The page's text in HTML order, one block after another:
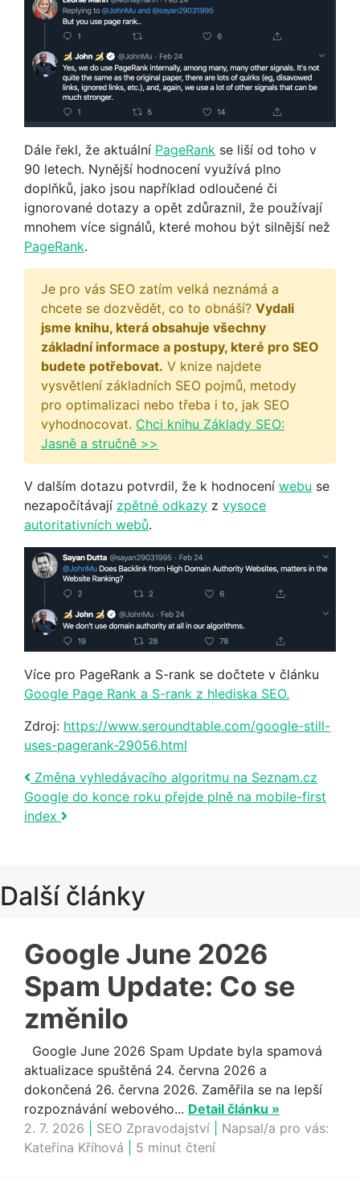
Dále řekl, že aktuální PageRank se liší od toho v
90 letech. Nynější hodnocení využívá plno
doplňků, jako jsou například odloučené či
ignorované dotazy a opět zdůraznil, že používají
mnohem více signálů, které mohou být silnější než
PageRank.
Je pro vás SEO zatím velká neznámá a
chcete se dozvědět, co to obnáší? Vydali
jsme knihu, která obsahuje všechny
základní informace a postupy, které pro SEO
budete potřebovat. V knize najdete
vysvětlení základních SEO pojmů, metody
pro optimalizaci nebo třeba i to, jak SEO
vyhodnocovat. Chci knihu Základy SEO:
Jasně a stručně >>
V dalším dotazu potvrdil, že k hodnocení webu se
nezapočítávají zpětné odkazy z vysoce
autoritativních webů.
Více pro PageRank a S-rank se dočtete v článku
Google Page Rank a S-rank z hlediska SEO.
Zdroj: https://www.seroundtable.com/google-still-
uses-pagerank-29056.html
Post navigation
Změna vyhledávacího algoritmu na Seznam.cz
Google do konce roku přejde plně na mobile-first
index
Další články
Google June 2026
Spam Update: Co se
změnilo
Google June 2026 Spam Update byla spamová
aktualizace spuštěná 24. června 2026 a
dokončená 26. června 2026. Zaměřila se na lepší
rozpoznávání webového... Detail článku »
2. 7. 2026
SEO Zpravodajství
Napsal/a pro vás:
Kateřina Kříhová
5 minut čtení